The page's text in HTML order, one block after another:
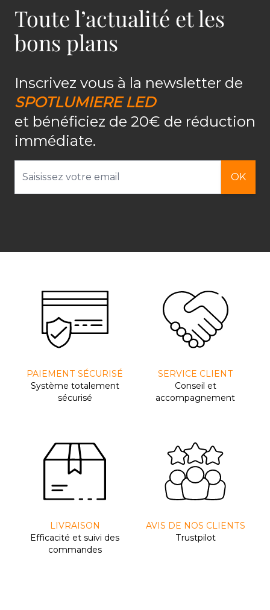
Toute l’actualité et les
bons plans
Inscrivez vous à la newsletter de
SPOTLUMIERE LED
et bénéficiez de 20€ de réduction
immédiate.
OK
PAIEMENT SÉCURISÉ
Système totalement
sécurisé
SERVICE CLIENT
Conseil et
accompagnement
LIVRAISON
Efﬁcacité et suivi des
commandes
AVIS DE NOS CLIENTS
Trustpilot